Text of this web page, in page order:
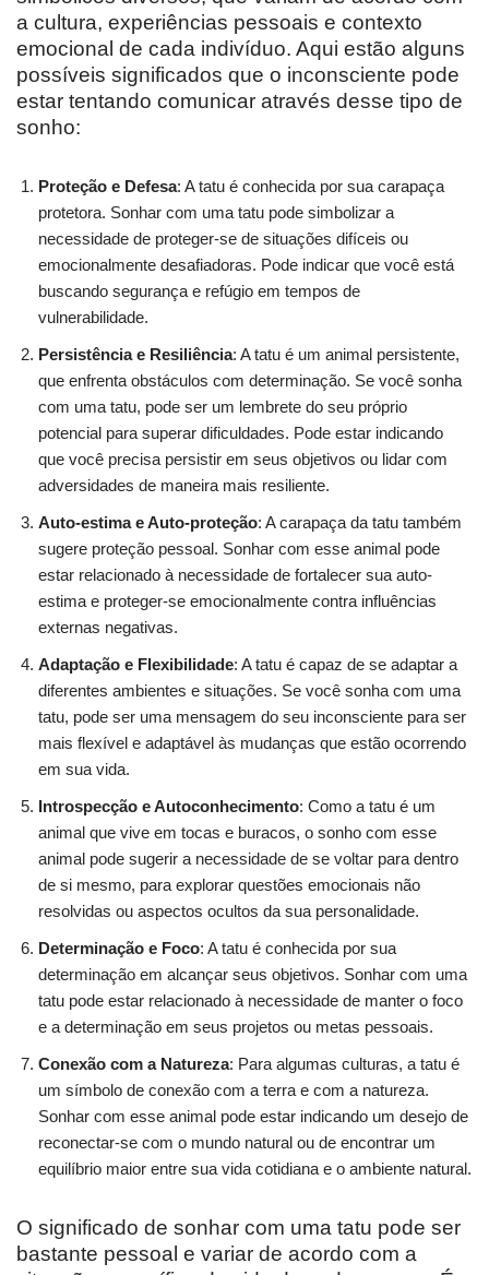
a cultura, experiências pessoais e contexto
emocional de cada indivíduo. Aqui estão alguns
possíveis significados que o inconsciente pode
estar tentando comunicar através desse tipo de
sonho:
Proteção e Defesa: A tatu é conhecida por sua carapaça
protetora. Sonhar com uma tatu pode simbolizar a
necessidade de proteger-se de situações difíceis ou
emocionalmente desafiadoras. Pode indicar que você está
buscando segurança e refúgio em tempos de
vulnerabilidade.
Persistência e Resiliência: A tatu é um animal persistente,
que enfrenta obstáculos com determinação. Se você sonha
com uma tatu, pode ser um lembrete do seu próprio
potencial para superar dificuldades. Pode estar indicando
que você precisa persistir em seus objetivos ou lidar com
adversidades de maneira mais resiliente.
Auto-estima e Auto-proteção: A carapaça da tatu também
sugere proteção pessoal. Sonhar com esse animal pode
estar relacionado à necessidade de fortalecer sua auto-
estima e proteger-se emocionalmente contra influências
externas negativas.
Adaptação e Flexibilidade: A tatu é capaz de se adaptar a
diferentes ambientes e situações. Se você sonha com uma
tatu, pode ser uma mensagem do seu inconsciente para ser
mais flexível e adaptável às mudanças que estão ocorrendo
em sua vida.
Introspecção e Autoconhecimento: Como a tatu é um
animal que vive em tocas e buracos, o sonho com esse
animal pode sugerir a necessidade de se voltar para dentro
de si mesmo, para explorar questões emocionais não
resolvidas ou aspectos ocultos da sua personalidade.
Determinação e Foco: A tatu é conhecida por sua
determinação em alcançar seus objetivos. Sonhar com uma
tatu pode estar relacionado à necessidade de manter o foco
e a determinação em seus projetos ou metas pessoais.
Conexão com a Natureza: Para algumas culturas, a tatu é
um símbolo de conexão com a terra e com a natureza.
Sonhar com esse animal pode estar indicando um desejo de
reconectar-se com o mundo natural ou de encontrar um
equilíbrio maior entre sua vida cotidiana e o ambiente natural.
O significado de sonhar com uma tatu pode ser
bastante pessoal e variar de acordo com a